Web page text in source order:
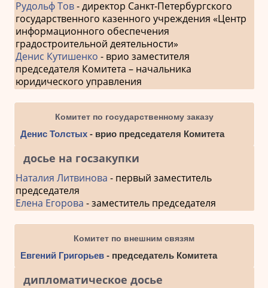
Рудольф Тов- директор Санкт-Петербургского
государственного казенного учреждения «Центр
информационного обеспечения
градостроительной деятельности»
Денис Кутишенко - врио заместителя
председателя Комитета – начальника
юридического управления
Комитет по государственному заказу
Денис Толстых- врио председателя Комитета
досье на госзакупки
Наталия Литвинова - первый заместитель
председателя
Елена Егорова - заместитель председателя
Комитет по внешним связям
Евгений Григорьев- председатель Комитета
дипломатическое досье